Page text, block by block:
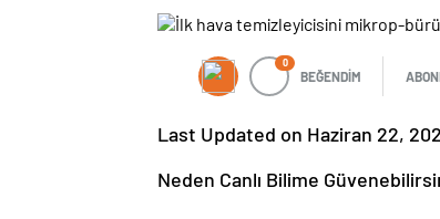
0
BEĞENDİM
Last Updated on Haziran 22,
Neden Canlı Bilime